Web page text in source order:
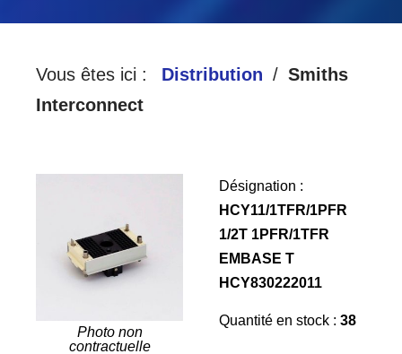
Vous êtes ici : Distribution
Smiths
Interconnect
Photo non
contractuelle
Désignation :
HCY11/1TFR/1PFR
1/2T 1PFR/1TFR
EMBASE T
HCY830222011
Quantité en stock : 38